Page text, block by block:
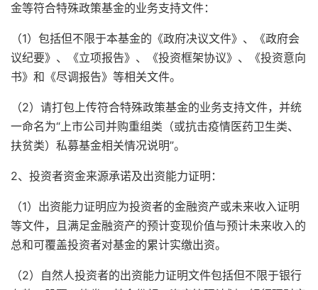
金等符合特殊政策基金的业务支持文件：
（1）包括但不限于本基金的《政府决议文件》、《政府会
议纪要》、《立项报告》、《投资框架协议》、《投资意向
书》和《尽调报告》等相关文件。
（2）请打包上传符合特殊政策基金的业务支持文件，并统
一命名为“上市公司并购重组类（或抗击疫情医药卫生类、
扶贫类）私募基金相关情况说明”。
2、投资者资金来源承诺及出资能力证明：
（1）出资能力证明应为投资者的金融资产或未来收入证明
等文件，且满足金融资产的预计变现价值与预计未来收入的
总和可覆盖投资者对基金的累计实缴出资。
（2）自然人投资者的出资能力证明文件包括但不限于银行